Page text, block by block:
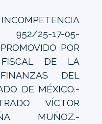
952/25-17-05-
POR
FISCAL DE LA
DEL
DE MÉXICO.-
VÍCTOR
MUÑOZ.-